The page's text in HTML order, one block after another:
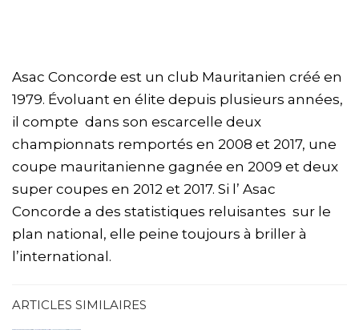
Asac Concorde est un club Mauritanien créé en
1979. Évoluant en élite depuis plusieurs années,
il compte dans son escarcelle deux
championnats remportés en 2008 et 2017, une
coupe mauritanienne gagnée en 2009 et deux
super coupes en 2012 et 2017. Si l’ Asac
Concorde a des statistiques reluisantes sur le
plan national, elle peine toujours à briller à
l’international.
ARTICLES SIMILAIRES